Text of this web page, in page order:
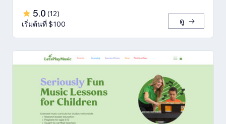
5.0 (12)
เริ่มต้นที่ $100
ดู